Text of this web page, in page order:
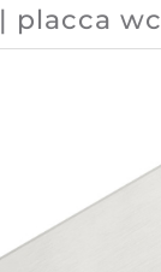
| placca wc